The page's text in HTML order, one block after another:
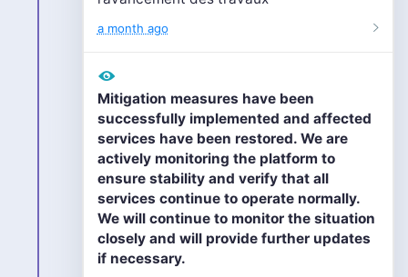
a month ago
Mitigation measures have been
successfully implemented and affected
services have been restored. We are
actively monitoring the platform to
ensure stability and verify that all
services continue to operate normally.
We will continue to monitor the situation
closely and will provide further updates
if necessary.